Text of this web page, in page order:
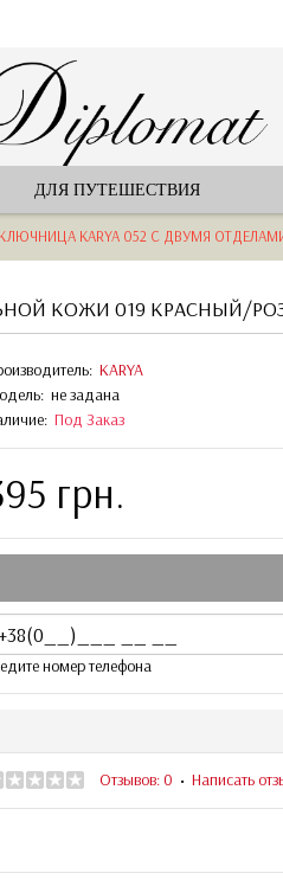
ДЛЯ ПУТЕШЕСТВИЯ
KARYA 052 С ДВУМЯ
КОЖИ 019 КРАСНЫЙ/
KARYA
не задана
Под Заказ
грн.
номер телефона
Отзывов: 0 • Написать